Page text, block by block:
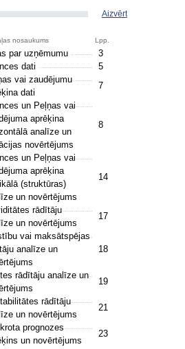
Aizvērt
nosaukums Lpp.
par uzņēmumu
3
dati
5
vai zaudējumu
dati
7
un Peļņas vai
aprēķina
analīze un
novērtējums
8
un Peļņas vai
aprēķina
(struktūras)
un novērtējums
14
rādītāju
un novērtējums
17
vai maksātspējas
analīze un
18
rādītāju analīze un
19
rādītāju
un novērtējums
21
prognozes
un novērtējums
23